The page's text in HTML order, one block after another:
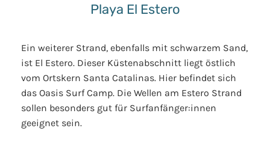
Playa El Estero
Ein weiterer Strand, ebenfalls mit schwarzem Sand,
ist El Estero. Dieser Küstenabschnitt liegt östlich
vom Ortskern Santa Catalinas. Hier befindet sich
das Oasis Surf Camp. Die Wellen am Estero Strand
sollen besonders gut für Surfanfänger:innen
geeignet sein.